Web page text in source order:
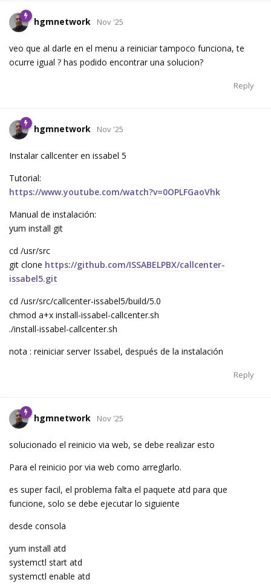
hgmnetwork Nov '25
veo que al darle en el menu a reiniciar tampoco funciona, te
ocurre igual ? has podido encontrar una solucion?
Reply
hgmnetwork Nov '25
Instalar callcenter en issabel 5
Tutorial:
https://www.youtube.com/watch?v=0OPLFGaoVhk
Manual de instalación:
yum install git
cd /usr/src
git clone https://github.com/ISSABELPBX/callcenter-
issabel5.git
cd /usr/src/callcenter-issabel5/build/5.0
chmod a+x install-issabel-callcenter.sh
./install-issabel-callcenter.sh
nota : reiniciar server Issabel, después de la instalación
Reply
hgmnetwork Nov '25
solucionado el reinicio via web, se debe realizar esto
Para el reinicio por via web como arreglarlo.
es super facil, el problema falta el paquete atd para que
funcione, solo se debe ejecutar lo siguiente
desde consola
yum install atd
systemctl start atd
systemctl enable atd